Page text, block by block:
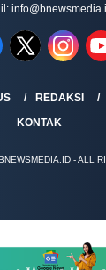
REDAKSI
KONTAK
- ALL